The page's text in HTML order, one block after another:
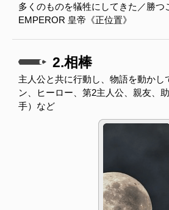
多くのものを犠牲にしてきた／勝つ
EMPEROR 皇帝《正位置》
2.相棒
主人公と共に行動し、物語を動かし
ン、ヒーロー、第2主人公、親友、
手）など